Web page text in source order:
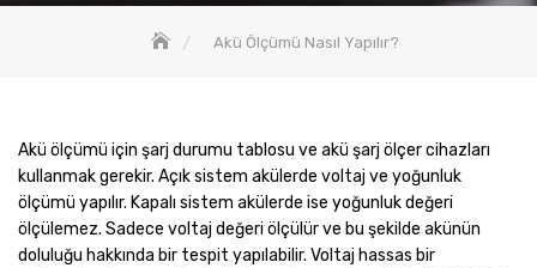
Akü Ölçümü Nasıl Yapılır?
Akü ölçümü için şarj durumu tablosu ve akü şarj ölçer cihazları
kullanmak gerekir. Açık sistem akülerde voltaj ve yoğunluk
ölçümü yapılır. Kapalı sistem akülerde ise yoğunluk değeri
ölçülemez. Sadece voltaj değeri ölçülür ve bu şekilde akünün
doluluğu hakkında bir tespit yapılabilir. Voltaj hassas bir